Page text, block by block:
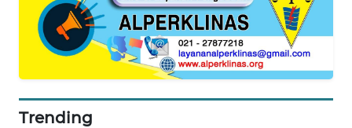
Trending
HUMBANG
NEWS
NEWS